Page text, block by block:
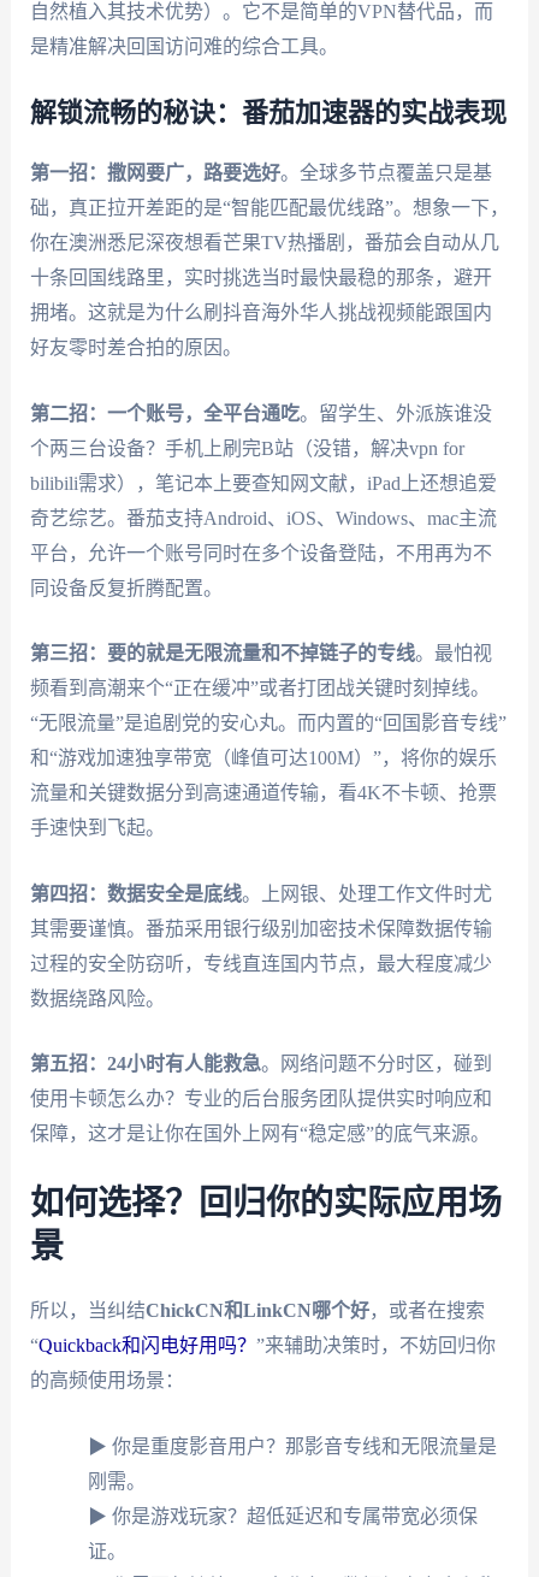
自然植入其技术优势）。它不是简单的VPN替代品，而
是精准解决回国访问难的综合工具。
解锁流畅的秘诀：番茄加速器的实战表现
第一招：撒网要广，路要选好。全球多节点覆盖只是基
础，真正拉开差距的是“智能匹配最优线路”。想象一下，
你在澳洲悉尼深夜想看芒果TV热播剧，番茄会自动从几
十条回国线路里，实时挑选当时最快最稳的那条，避开
拥堵。这就是为什么刷抖音海外华人挑战视频能跟国内
好友零时差合拍的原因。
第二招：一个账号，全平台通吃。留学生、外派族谁没
个两三台设备？手机上刷完B站（没错，解决vpn for
bilibili需求），笔记本上要查知网文献，iPad上还想追爱
奇艺综艺。番茄支持Android、iOS、Windows、mac主流
平台，允许一个账号同时在多个设备登陆，不用再为不
同设备反复折腾配置。
第三招：要的就是无限流量和不掉链子的专线。最怕视
频看到高潮来个“正在缓冲”或者打团战关键时刻掉线。
“无限流量”是追剧党的安心丸。而内置的“回国影音专线”
和“游戏加速独享带宽（峰值可达100M）”，将你的娱乐
流量和关键数据分到高速通道传输，看4K不卡顿、抢票
手速快到飞起。
第四招：数据安全是底线。上网银、处理工作文件时尤
其需要谨慎。番茄采用银行级别加密技术保障数据传输
过程的安全防窃听，专线直连国内节点，最大程度减少
数据绕路风险。
第五招：24小时有人能救急。网络问题不分时区，碰到
使用卡顿怎么办？专业的后台服务团队提供实时响应和
保障，这才是让你在国外上网有“稳定感”的底气来源。
如何选择？回归你的实际应用场
景
所以，当纠结ChickCN和LinkCN哪个好，或者在搜索
“Quickback和闪电好用吗？ ”来辅助决策时，不妨回归你
的高频使用场景：
▶ 你是重度影音用户？那影音专线和无限流量是
刚需。
▶ 你是游戏玩家？超低延迟和专属带宽必须保
证。